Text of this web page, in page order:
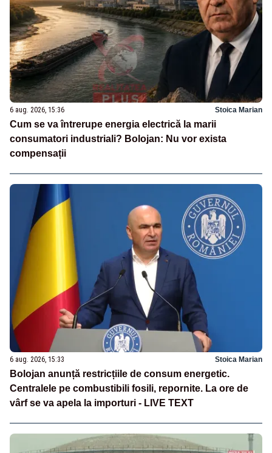
6 aug. 2026, 15:36 Stoica Marian
Cum se va întrerupe energia electrică la marii
consumatori industriali? Bolojan: Nu vor exista
compensații
6 aug. 2026, 15:33 Stoica Marian
Bolojan anunță restricțiile de consum energetic.
Centralele pe combustibili fosili, repornite. La ore de
vârf se va apela la importuri - LIVE TEXT